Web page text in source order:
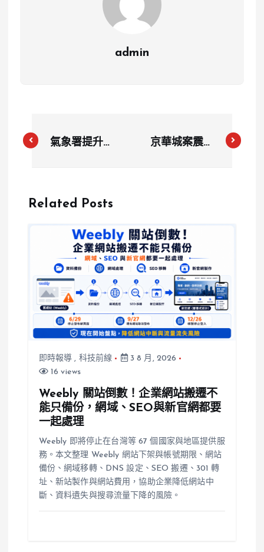
admin
氣象署提升地
6.5以上地震
京華城案震撼
Related Posts
即時報導 , 科技前線
3 8 月, 2026
16 views
Weebly 關站倒數！企業網站搬遷不
能只備份，網域、SEO與新官網都要
一起處理
Weebly 即將停止在台灣等 67 個國家與地區提供服
務。本文整理 Weebly 網站下架與帳號期限、網站
備份、網域移轉、DNS 設定、SEO 搬遷、301 轉
址、新站製作與網站費用，協助企業降低網站中
斷、資料遺失與搜尋流量下降的風險。